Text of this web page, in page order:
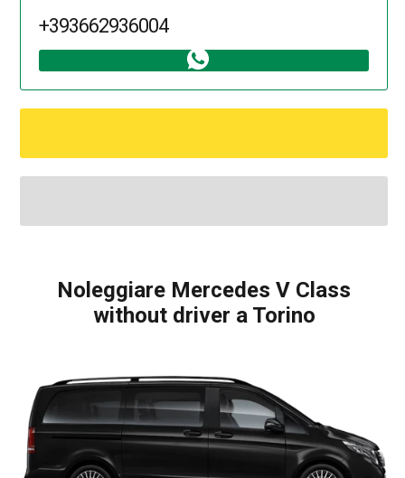
+393662936004
Noleggiare Mercedes V Class
without driver a Torino